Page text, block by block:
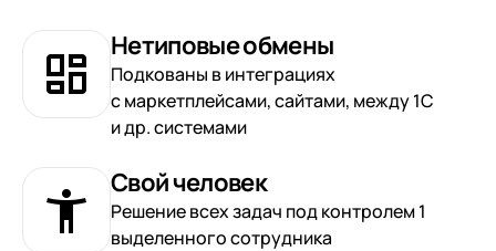
Нетиповые обмены
Подкованы в интеграциях
с маркетплейсами, сайтами, между 1С
и др. системами
Свой человек
Решение всех задач под контролем 1
выделенного сотрудника